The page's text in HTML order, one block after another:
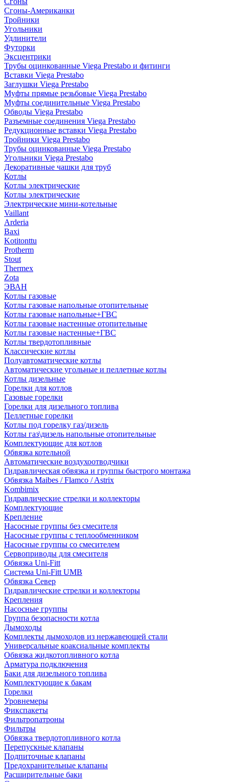
Сгоны-Американки
Тройники
Угольники
Удлинители
Футорки
Эксцентрики
Трубы оцинкованные Viega Prestabo и фитинги
Вставки Viega Prestabo
Заглушки Viega Prestabo
Муфты прямые резьбовые Viega Prestabo
Муфты соединительные Viega Prestabo
Обводы Viega Prestabo
Разъемные соединения Viega Prestabo
Редукционные вставки Viega Prestabo
Тройники Viega Prestabo
Трубы оцинкованные Viega Prestabo
Угольники Viega Prestabo
Декоративные чашки для труб
Котлы
Котлы электрические
Котлы электрические
Электрические мини-котельные
Vaillant
Arderia
Baxi
Kotitonttu
Protherm
Stout
Thermex
Zota
ЭВАН
Котлы газовые
Котлы газовые напольные отопительные
Котлы газовые напольные+ГВС
Котлы газовые настенные отопительные
Котлы газовые настенные+ГВС
Котлы твердотопливные
Классические котлы
Полуавтоматические котлы
Автоматические угольные и пеллетные котлы
Котлы дизельные
Горелки для котлов
Газовые горелки
Горелки для дизельного топлива
Пеллетные горелки
Котлы под горелку газ/дизель
Котлы газ\дизель напольные отопительные
Комплектующие для котлов
Обвязка котельной
Автоматические воздухоотводчики
Гидравлическая обвязка и группы быстрого монтажа
Обвязка Maibes / Flamco / Astrix
Kombimix
Гидравлические стрелки и коллекторы
Комплектующие
Крепление
Насосные группы без смесителя
Насосные группы с теплообменником
Насосные группы со смесителем
Сервоприводы для смесителя
Обвязка Uni-Fitt
Система Uni-Fitt UMB
Обвязка Север
Гидравлические стрелки и коллекторы
Крепления
Насосные группы
Группа безопасности котла
Дымоходы
Комплекты дымоходов из нержавеющей стали
Универсальные коаксиальные комплекты
Обвязка жидкотопливного котла
Арматура подключения
Баки для дизельного топлива
Комплектующие к бакам
Горелки
Уровнемеры
Фикспакеты
Фильтропатроны
Фильтры
Обвязка твердотопливного котла
Перепускные клапаны
Подпиточные клапаны
Предохранительные клапаны
Расширительные баки